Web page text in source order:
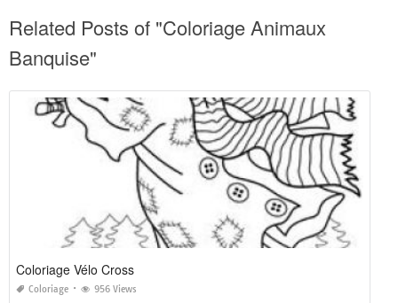
Related Posts of "Coloriage Animaux
Banquise"
Coloriage Vélo Cross
Coloriage 956 Views